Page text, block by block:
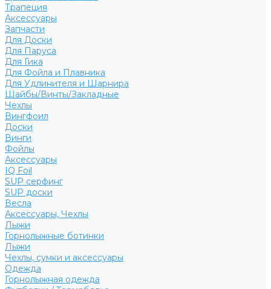
Трапеция
Аксессуары
Запчасти
Для Доски
Для Паруса
Для Гика
Для Фойла и Плавника
Для Удлинителя и Шарнира
Шайбы/Винты/Закладные
Чехлы
Вингфоил
Доски
Винги
Фойлы
Аксессуары
IQ Foil
SUP серфинг
SUP доски
Весла
Аксессуары, Чехлы
Лыжи
Горнолыжные ботинки
Лыжи
Чехлы, сумки и аксессуары
Одежда
Горнолыжная одежда